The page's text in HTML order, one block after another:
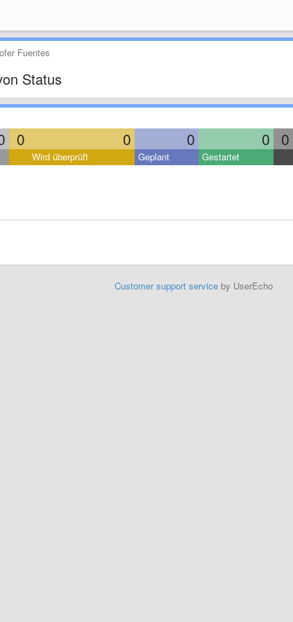
Fuentes
Status
0 0 0 0 0
Wird überprüft Geplant Gestartet
Customer support serviceby UserEcho